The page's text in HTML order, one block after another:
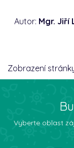
Autor: Mgr. Jiří
Zobrazení
Vyberte oblast